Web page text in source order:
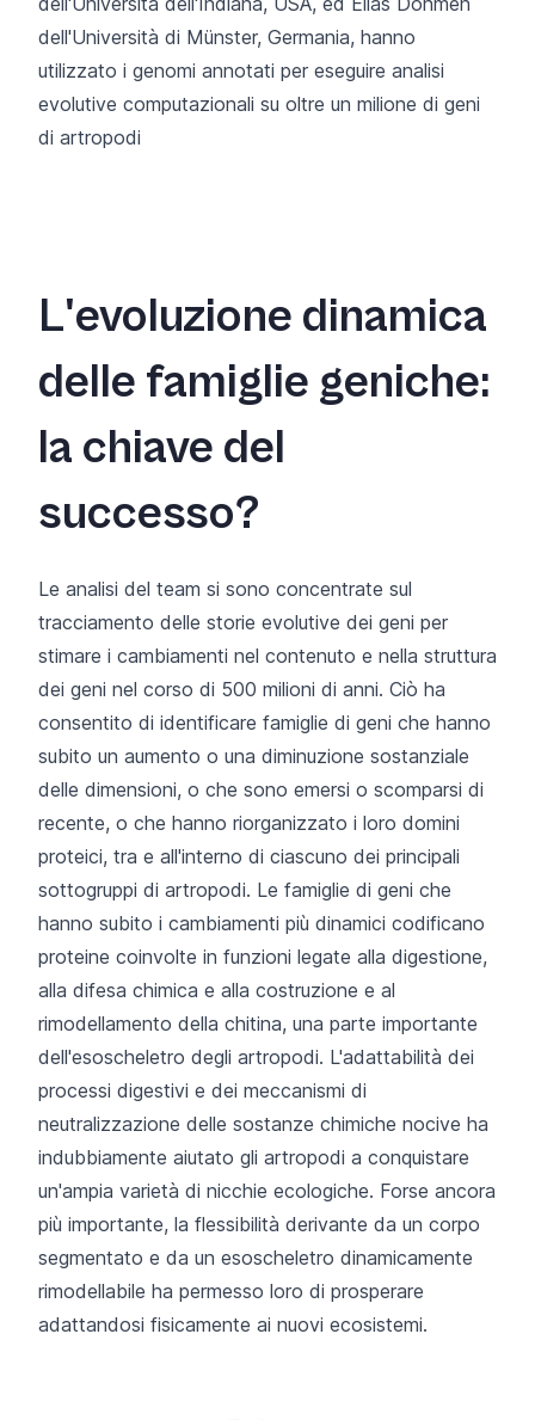
dell'Università di Münster, Germania, hanno
utilizzato i genomi annotati per eseguire analisi
evolutive computazionali su oltre un milione di geni
di artropodi
L'evoluzione dinamica
delle famiglie geniche:
la chiave del
successo?
Le analisi del team si sono concentrate sul
tracciamento delle storie evolutive dei geni per
stimare i cambiamenti nel contenuto e nella struttura
dei geni nel corso di 500 milioni di anni. Ciò ha
consentito di identificare famiglie di geni che hanno
subito un aumento o una diminuzione sostanziale
delle dimensioni, o che sono emersi o scomparsi di
recente, o che hanno riorganizzato i loro domini
proteici, tra e all'interno di ciascuno dei principali
sottogruppi di artropodi. Le famiglie di geni che
hanno subito i cambiamenti più dinamici codificano
proteine coinvolte in funzioni legate alla digestione,
alla difesa chimica e alla costruzione e al
rimodellamento della chitina, una parte importante
dell'esoscheletro degli artropodi. L'adattabilità dei
processi digestivi e dei meccanismi di
neutralizzazione delle sostanze chimiche nocive ha
indubbiamente aiutato gli artropodi a conquistare
un'ampia varietà di nicchie ecologiche. Forse ancora
più importante, la flessibilità derivante da un corpo
segmentato e da un esoscheletro dinamicamente
rimodellabile ha permesso loro di prosperare
adattandosi fisicamente ai nuovi ecosistemi.